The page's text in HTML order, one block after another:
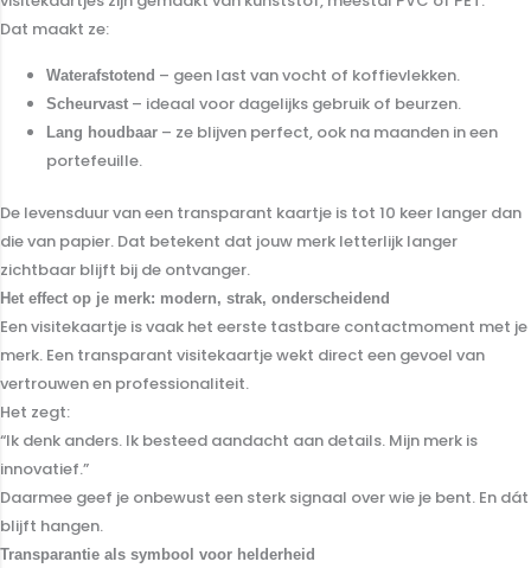
Dat maakt ze:
Waterafstotend – geen last van vocht of koffievlekken.
Scheurvast – ideaal voor dagelijks gebruik of beurzen.
Lang houdbaar – ze blijven perfect, ook na maanden in een
portefeuille.
De levensduur van een transparant kaartje is tot 10 keer langer dan
die van papier. Dat betekent dat jouw merk letterlijk langer
zichtbaar blijft bij de ontvanger.
Het effect op je merk: modern, strak, onderscheidend
Een visitekaartje is vaak het eerste tastbare contactmoment met je
merk. Een transparant visitekaartje wekt direct een gevoel van
vertrouwen en professionaliteit.
Het zegt:
“Ik denk anders. Ik besteed aandacht aan details. Mijn merk is
innovatief.”
Daarmee geef je onbewust een sterk signaal over wie je bent. En dát
blijft hangen.
Transparantie als symbool voor helderheid